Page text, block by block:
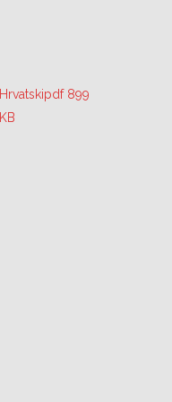
Hrvatskipdf 899
KB